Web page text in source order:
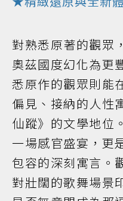
對熟悉原著的觀眾
奧茲國度幻化為更
悉原作的觀眾則能
偏見、接納的人性
仙蹤》的文學地位
一場感官盛宴，更
包容的深刻寓言。
對壯闊的歌舞場景